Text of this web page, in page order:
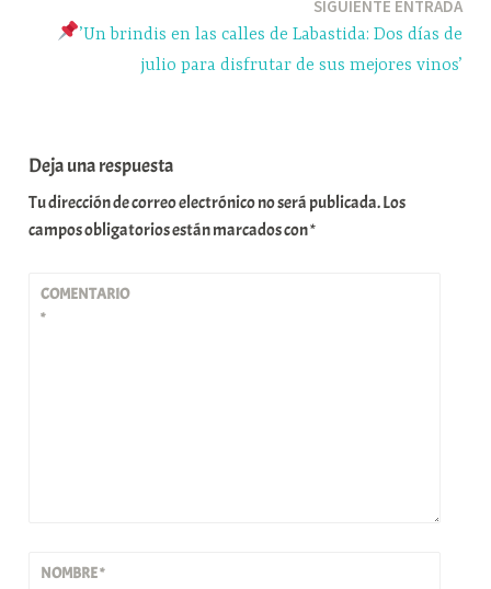
SIGUIENTE ENTRADA
’Un brindis en las calles de Labastida: Dos días de
julio para disfrutar de sus mejores vinos’
Deja una respuesta
Tu dirección de correo electrónico no será publicada.Los
campos obligatorios están marcados con*
COMENTARIO
*
NOMBRE*